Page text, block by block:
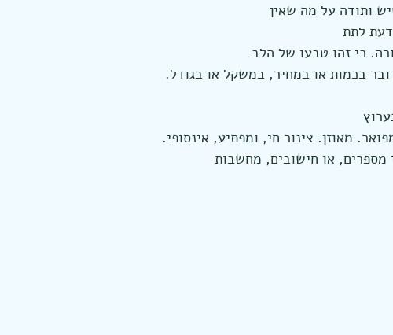
ותודה על מה שאין
לתת
כי זהו טבעו של הלב
בכמות או במחיר, במשקל או בגודל.
מאוזן. צינור חי, ומפתיע, אינסופי.
מספרים, או חישובים, מחשבות